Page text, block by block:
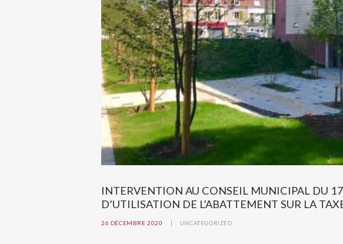
INTERVENTION AU CONSEIL MUNICIPAL DU
D’UTILISATION DE L’ABATTEMENT SUR LA
26 DÉCEMBRE 2020 UNCATEGORIZED